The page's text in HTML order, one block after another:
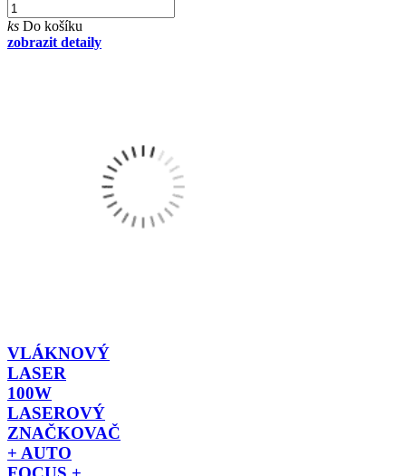
ks Do košíku
zobrazit detaily
VLÁKNOVÝ
LASER
100W
LASEROVÝ
ZNAČKOVAČ
+ AUTO